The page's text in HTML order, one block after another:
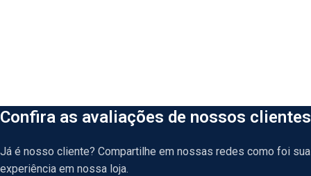
Confira as avaliações de nossos clientes
Já é nosso cliente? Compartilhe em nossas redes como foi sua
experiência em nossa loja.